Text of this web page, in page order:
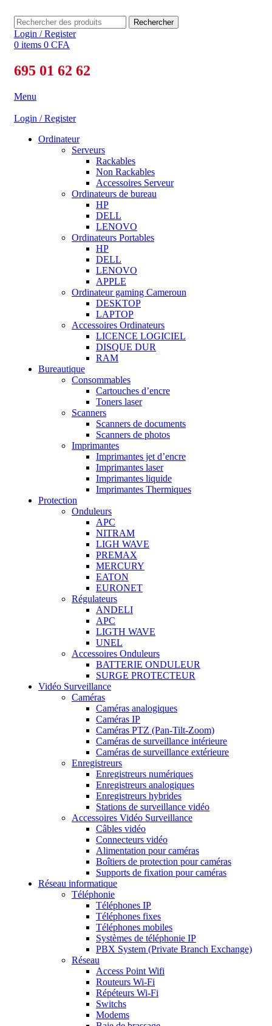
Rechercher
Login / Register
0 items 0 CFA
695 01 62 62
Menu
Login / Register
Ordinateur
Serveurs
Rackables
Non Rackables
Accessoires Serveur
Ordinateurs de bureau
HP
DELL
LENOVO
Ordinateurs Portables
HP
DELL
LENOVO
APPLE
Ordinateur gaming Cameroun
DESKTOP
LAPTOP
Accessoires Ordinateurs
LICENCE LOGICIEL
DISQUE DUR
RAM
Bureautique
Consommables
Cartouches d’encre
Toners laser
Scanners
Scanners de documents
Scanners de photos
Imprimantes
Imprimantes jet d’encre
Imprimantes laser
Imprimantes liquide
Imprimantes Thermiques
Protection
Onduleurs
APC
NITRAM
LIGH WAVE
PREMAX
MERCURY
EATON
EURONET
Régulateurs
ANDELI
APC
LIGTH WAVE
UNEL
Accessoires Onduleurs
BATTERIE ONDULEUR
SURGE PROTECTEUR
Vidéo Surveillance
Caméras
Caméras analogiques
Caméras IP
Caméras PTZ (Pan-Tilt-Zoom)
Caméras de surveillance intérieure
Caméras de surveillance extérieure
Enregistreurs
Enregistreurs numériques
Enregistreurs analogiques
Enregistreurs hybrides
Stations de surveillance vidéo
Accessoires Vidéo Surveillance
Câbles vidéo
Connecteurs vidéo
Alimentation pour caméras
Boîtiers de protection pour caméras
Supports de fixation pour caméras
Réseau informatique
Téléphonie
Téléphones IP
Téléphones fixes
Téléphones mobiles
Systèmes de téléphonie IP
PBX System (Private Branch Exchange)
Réseau
Access Point Wifi
Routeurs Wi-Fi
Répéteurs Wi-Fi
Switchs
Modems